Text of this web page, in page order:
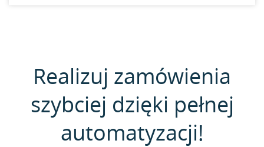
Realizuj zamówienia
szybciej dzięki pełnej
automatyzacji!